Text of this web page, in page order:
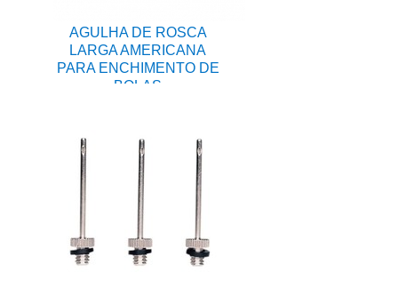
AGULHA DE ROSCA
LARGA AMERICANA
PARA ENCHIMENTO DE
BOLAS